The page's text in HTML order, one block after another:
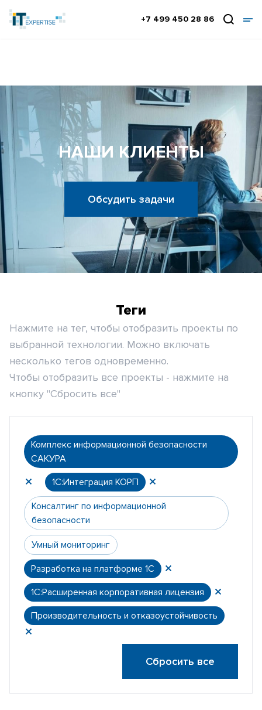
+7 499 450 28 86
НАШИ КЛИЕНТЫ
Обсудить задачи
Теги
Нажмите на тег, чтобы отобразить проекты по
выбранной технологии. Можно включать
несколько тегов одновременно.
Чтобы отобразить все проекты - нажмите на
кнопку "Сбросить все"
Комплекс информационной безопасности
САКУРА
1С:Интеграция КОРП
Консалтинг по информационной
безопасности
Умный мониторинг
Разработка на платформе 1С
1С:Расширенная корпоративная лицензия
Производительность и отказоустойчивость
Сбросить все